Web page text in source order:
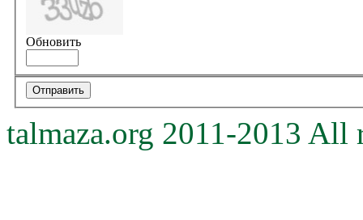
Обновить
talmaza.org 2011-2013 All